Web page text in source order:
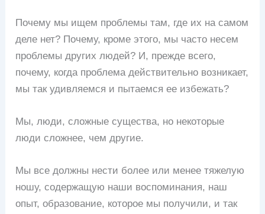
Почему мы ищем проблемы там, где их на самом
деле нет? Почему, кроме этого, мы часто несем
проблемы других людей? И, прежде всего,
почему, когда проблема действительно возникает,
мы так удивляемся и пытаемся ее избежать?
Мы, люди, сложные существа, но некоторые
люди сложнее, чем другие.
Мы все должны нести более или менее тяжелую
ношу, содержащую наши воспоминания, наш
опыт, образование, которое мы получили, и так